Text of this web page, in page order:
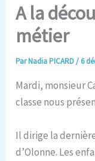
A la
métier
ParNadia PICARD/ 6
Mardi, monsieur
classe nous
Il dirige la
d’Olonne. Les